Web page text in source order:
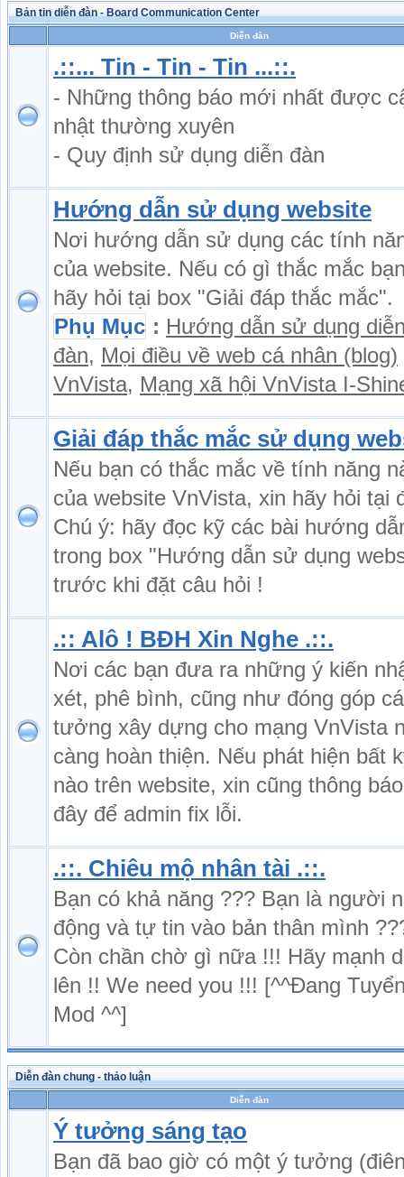
Bản tin diễn đàn - Board Communication Center
Diễn đàn
.::... Tin - Tin - Tin ...::.
- Những thông báo mới nhất được
nhật thường xuyên
- Quy định sử dụng diễn đàn
Hướng dẫn sử dụng website
Nơi hướng dẫn sử dụng các tính
của website. Nếu có gì thắc mắc
hãy hỏi tại box "Giải đáp thắc mắc".
Phụ Mục : Hướng dẫn sử dụng
đàn, Mọi điều về web cá nhân (blog)
VnVista, Mạng xã hội VnVista I-
Giải đáp thắc mắc sử dụng
Nếu bạn có thắc mắc về tính năng
của website VnVista, xin hãy hỏi tại
Chú ý: hãy đọc kỹ các bài hướng
trong box "Hướng dẫn sử dụng
trước khi đặt câu hỏi !
.:: Alô ! BĐH Xin Nghe .::.
Nơi các bạn đưa ra những ý kiến
xét, phê bình, cũng như đóng góp
tưởng xây dựng cho mạng VnVista
càng hoàn thiện. Nếu phát hiện bất
nào trên website, xin cũng thông
đây để admin fix lỗi.
.::. Chiêu mộ nhân tài .::.
Bạn có khả năng ??? Bạn là người
động và tự tin vào bản thân mình
Còn chần chờ gì nữa !!! Hãy mạnh
lên !! We need you !!! [^^Đang
Mod ^^]
Diễn đàn chung - thảo luận
Diễn đàn
Ý tưởng sáng tạo
Bạn đã bao giờ có một ý tưởng